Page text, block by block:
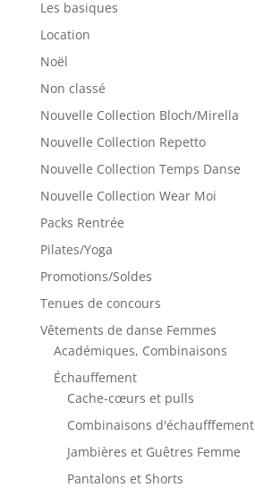
Les basiques
Location
Noël
Non classé
Nouvelle Collection Bloch/Mirella
Nouvelle Collection Repetto
Nouvelle Collection Temps Danse
Nouvelle Collection Wear Moi
Packs Rentrée
Pilates/Yoga
Promotions/Soldes
Tenues de concours
Vêtements de danse Femmes
Académiques, Combinaisons
Échauffement
Cache-cœurs et pulls
Combinaisons d'échaufffement
Jambières et Guêtres Femme
Pantalons et Shorts